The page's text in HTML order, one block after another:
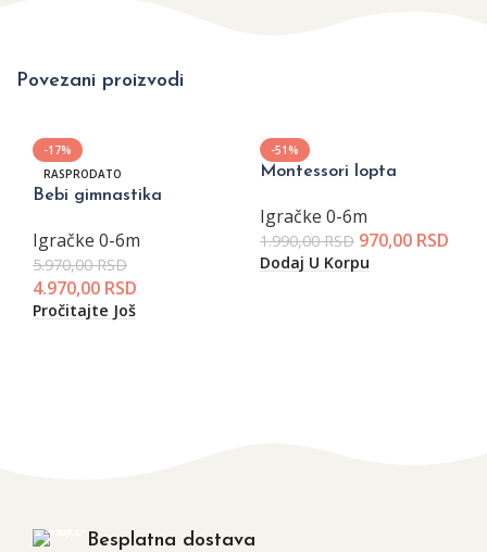
Povezani proizvodi
-17%
RASPRODATO
Bebi gimnastika
Igračke 0-6m
5.970,00RSD
4.970,00 RSD
Pročitajte Još
-51%
Montessori lopta
Igračke 0-6m
1.990,00RSD 970,00 RSD
Dodaj U Korpu
Besplatna dostava